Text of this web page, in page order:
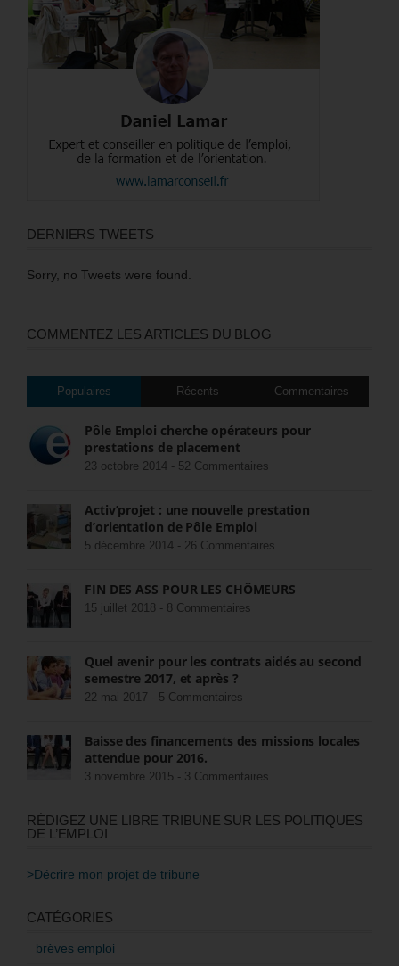
DERNIERS TWEETS
Sorry, no Tweets were found.
COMMENTEZ LES ARTICLES DU BLOG
Populaires Récents Commentaires
Pôle Emploi cherche opérateurs pour
prestations de placement
23 octobre 2014 - 52 Commentaires
Activ’projet : une nouvelle prestation
d’orientation de Pôle Emploi
5 décembre 2014 - 26 Commentaires
FIN DES ASS POUR LES CHÔMEURS
15 juillet 2018 - 8 Commentaires
Quel avenir pour les contrats aidés au second
semestre 2017, et après ?
22 mai 2017 - 5 Commentaires
Baisse des financements des missions locales
attendue pour 2016.
3 novembre 2015 - 3 Commentaires
RÉDIGEZ UNE LIBRE TRIBUNE SUR LES POLITIQUES
DE L’EMPLOI
>Décrire mon projet de tribune
CATÉGORIES
brèves emploi